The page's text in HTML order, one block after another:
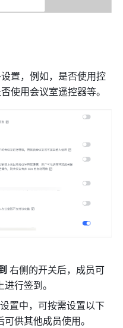
置，例如，是否使用控
使用会议室遥控器等。
右侧的开关后，成员可
行签到。
设置中，可按需设置以下
供其他成员使用。